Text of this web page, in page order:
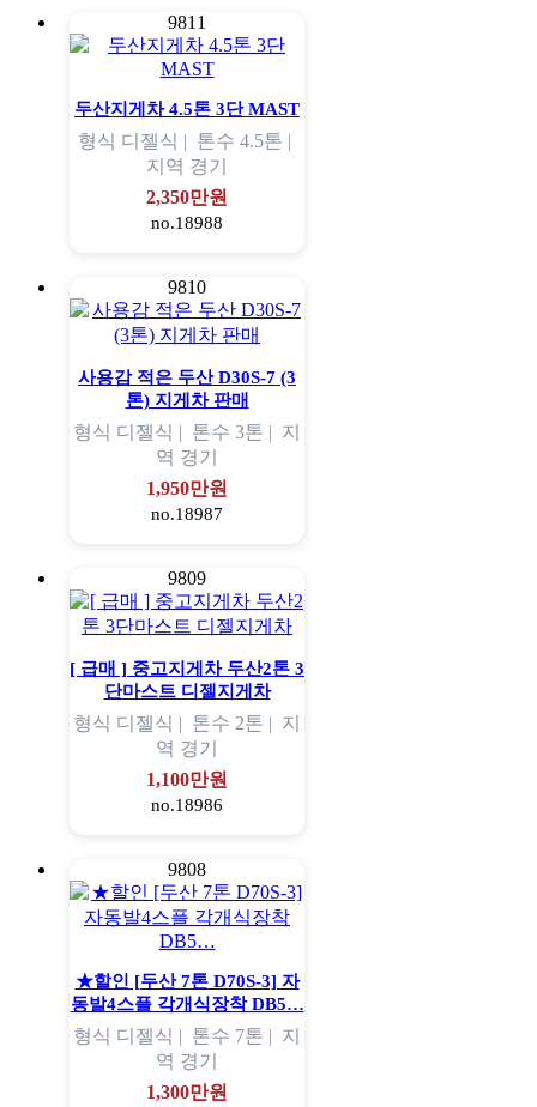
9811
두산지게차 4.5톤 3단 MAST
형식 디젤식 | 톤수 4.5톤 |
지역 경기
2,350만원
no.18988
9810
사용감 적은 두산 D30S-7 (3
톤) 지게차 판매
형식 디젤식 | 톤수 3톤 | 지
역 경기
1,950만원
no.18987
9809
[ 급매 ] 중고지게차 두산2톤 3
단마스트 디젤지게차
형식 디젤식 | 톤수 2톤 | 지
역 경기
1,100만원
no.18986
9808
★할인 [두산 7톤 D70S-3] 자
동발4스플 각개식장착 DB5…
형식 디젤식 | 톤수 7톤 | 지
역 경기
1,300만원